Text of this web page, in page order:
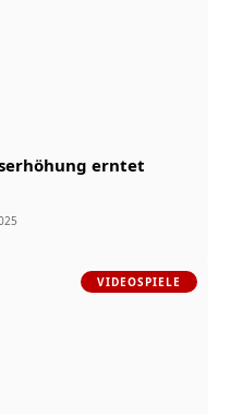
erntet
VIDEOSPIELE